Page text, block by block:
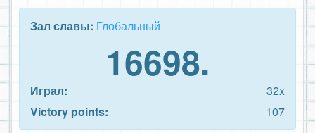
Зал славы: Глобальный
16698.
Играл:
32x
Victory points:
107